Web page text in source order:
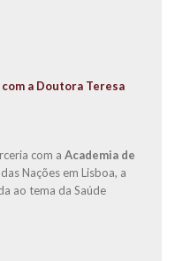
a Doutora Teresa
com a Academia de
Nações em Lisboa, a
ao tema da Saúde